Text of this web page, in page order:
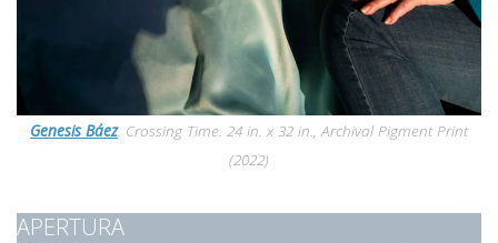
Genesis Báez. Crossing Time. 24 in. x 32 in., Archival Pigment Print
(2022)
APERTURA